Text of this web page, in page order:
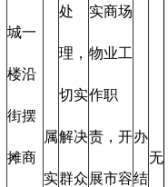
城一
楼沿
街摆
摊商
属
实
处
理，
切实
解决
群众
实商场
物业工
作职
责，开
展市容
办
结
无